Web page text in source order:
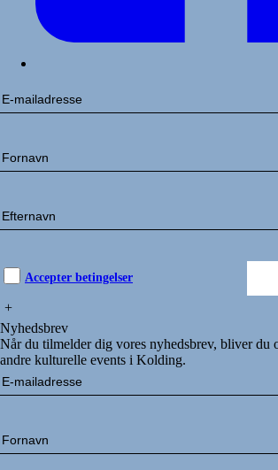
Accepter betingelser
+
Nyhedsbrev
Når du tilmelder dig vores nyhedsbrev, bliver du
andre kulturelle events i Kolding.